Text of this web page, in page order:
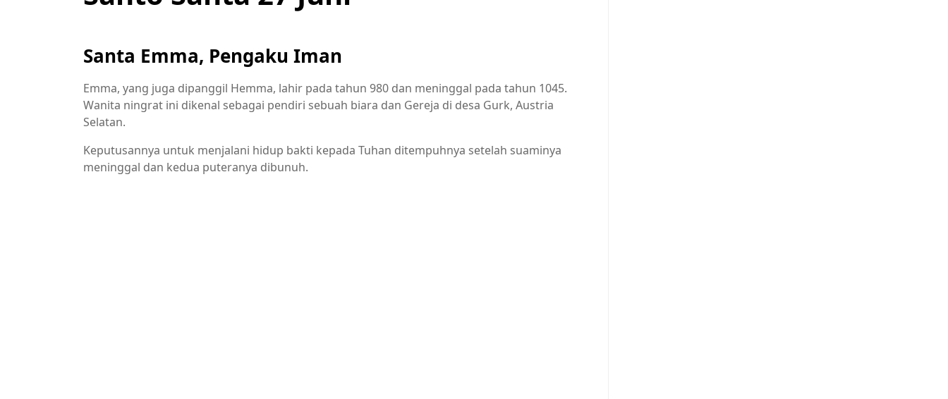
Santa Emma, Pengaku Iman
Emma, yang juga dipanggil Hemma, lahir pada tahun 980 dan meninggal pada tahun 1045.
Wanita ningrat ini dikenal sebagai pendiri sebuah biara dan Gereja di desa Gurk, Austria
Selatan.
Keputusannya untuk menjalani hidup bakti kepada Tuhan ditempuhnya setelah suaminya
meninggal dan kedua puteranya dibunuh.